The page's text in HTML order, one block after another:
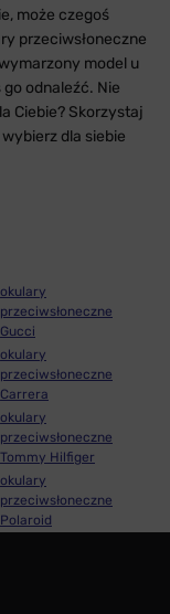
może czegoś
przeciwsłoneczne
model u
go odnaleźć. Nie
Ciebie? Skorzystaj
wybierz dla siebie
okulary
przeciwsłoneczne
Gucci
okulary
przeciwsłoneczne
Carrera
okulary
przeciwsłoneczne
Tommy Hilfiger
okulary
przeciwsłoneczne
Polaroid